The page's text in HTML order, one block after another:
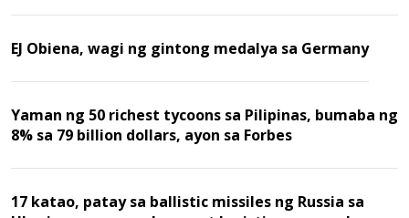
EJ Obiena, wagi ng gintong medalya sa Germany
Yaman ng 50 richest tycoons sa Pilipinas, bumaba ng
8% sa 79 billion dollars, ayon sa Forbes
17 katao, patay sa ballistic missiles ng Russia sa